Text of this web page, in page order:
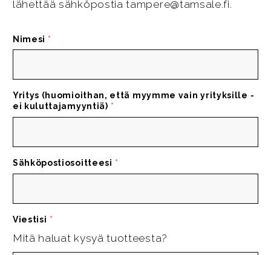
lähettää sähköpostia tampere@tamsale.fi.
Nimesi *
Yritys (huomioithan, että myymme vain yrityksille -
ei kuluttajamyyntiä) *
Sähköpostiosoitteesi *
Viestisi *
Mitä haluat kysyä tuotteesta?